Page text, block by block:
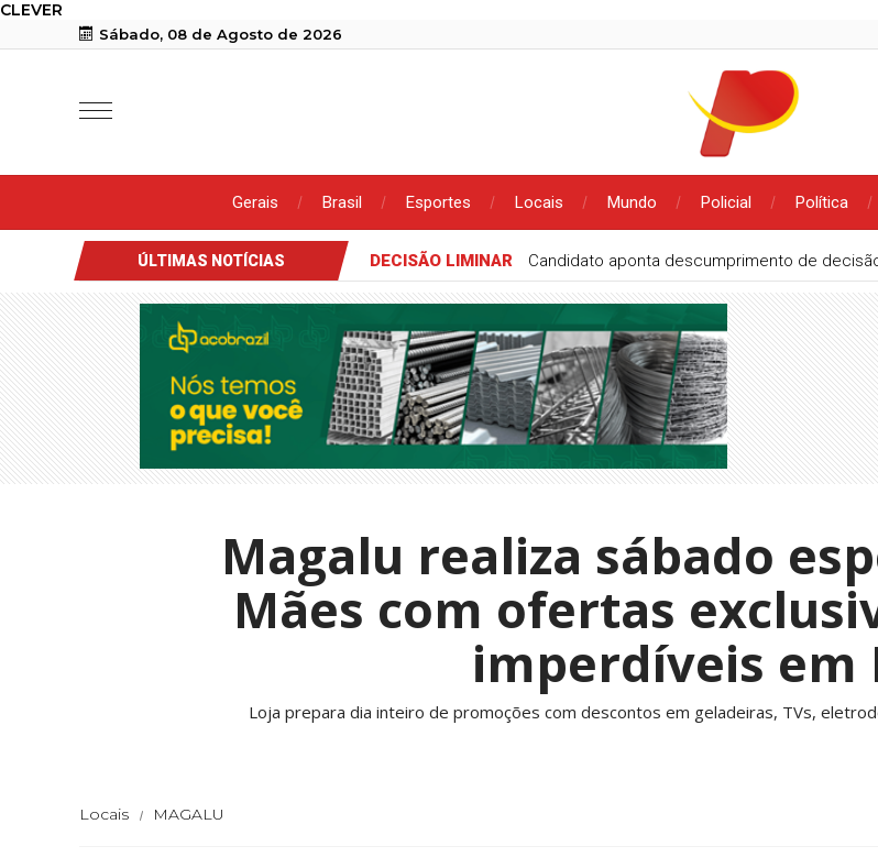
CLEVER
Sábado, 08 de Agosto de 2026
Gerais Brasil Esportes Locais Mundo Policial Política
ÚLTIMAS NOTÍCIAS DECISÃO LIMINAR Candidato aponta descumprimento de
Magalu realiza sábado
Mães com ofertas
imperdíveis em
Loja prepara dia inteiro de promoções com descontos em geladeiras, TVs,
Locais MAGALU